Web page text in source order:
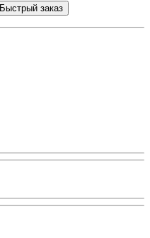
Быстрый заказ